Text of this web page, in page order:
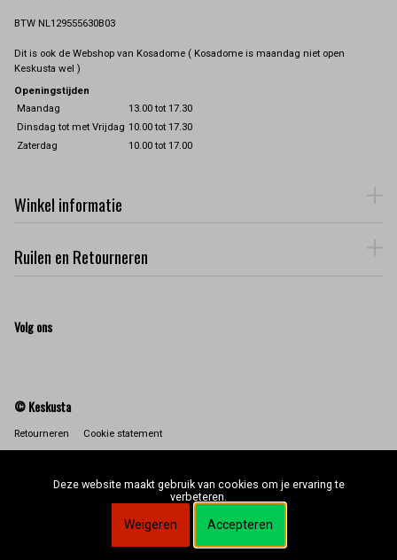
BTW NL129555630B03
Dit is ook de Webshop van Kosadome ( Kosadome is maandag niet open
Keskusta wel )
Openingstijden
Maandag
13.00 tot 17.30
Dinsdag tot met Vrijdag 10.00 tot 17.30
Zaterdag
10.00 tot 17.00
Winkel informatie
Ruilen en Retourneren
Volg ons
© Keskusta
Retourneren Cookie statement
Deze website maakt gebruik van cookies om je ervaring te
verbeteren.
Weigeren Accepteren